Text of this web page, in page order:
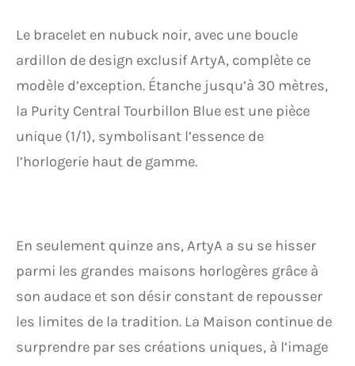
Le bracelet en nubuck noir, avec une boucle
ardillon de design exclusif ArtyA, complète ce
modèle d’exception. Étanche jusqu’à 30 mètres,
la Purity Central Tourbillon Blue est une pièce
unique (1/1), symbolisant l’essence de
l’horlogerie haut de gamme.
En seulement quinze ans, ArtyA a su se hisser
parmi les grandes maisons horlogères grâce à
son audace et son désir constant de repousser
les limites de la tradition. La Maison continue de
surprendre par ses créations uniques, à l’image